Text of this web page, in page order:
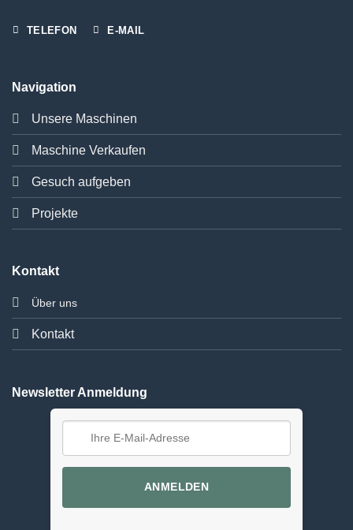
TELEFON E-MAIL
Navigation
Unsere Maschinen
Maschine Verkaufen
Gesuch aufgeben
Projekte
Kontakt
Über uns
Kontakt
Newsletter Anmeldung
ANMELDEN